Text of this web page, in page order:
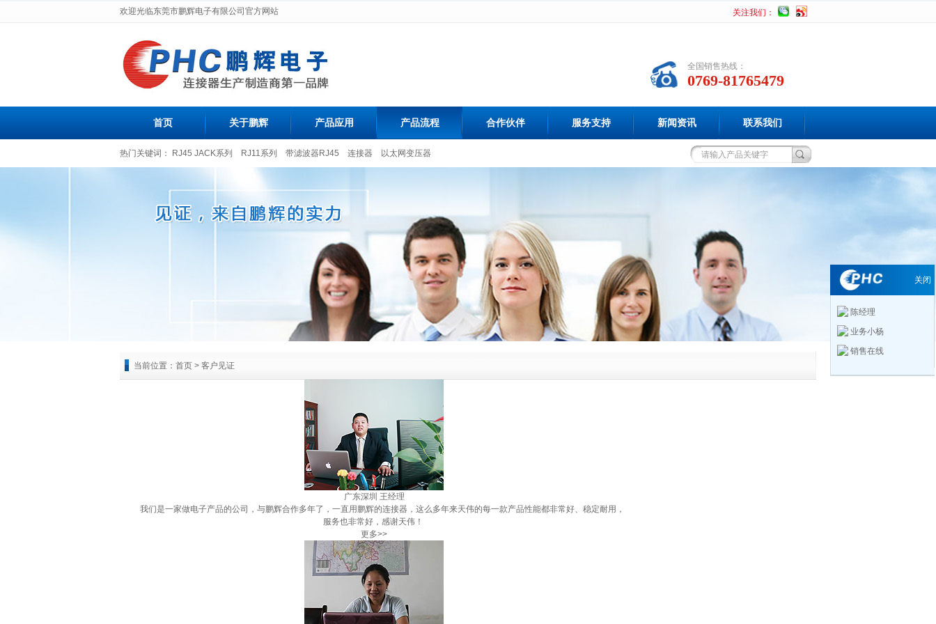
欢迎光临东莞市鹏辉电子有限公司官方网站 关注我们：
全国销售热线：
0769-81765479
首页 关于鹏辉 产品应用 产品流程 合作伙伴 服务支持 新闻资讯 联系我们
热门关键词： RJ45 JACK系列 RJ11系列 带滤波器RJ45 连接器 以太网变压器
当前位置： 首页 > 客户见证
广东深圳 王经理
我们是一家做电子产品的公司，与鹏辉合作多年了，一直用鹏辉的连接器，这么多年来天伟的每一款产品性能都非常好、稳定耐用，
服务也非常好，感谢天伟！
更多>>
关闭
陈经理
业务小杨
销售在线